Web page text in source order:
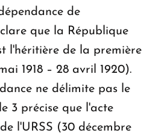
de
que la République
l'héritière de la première
1918 – 28 avril 1920).
ne délimite pas le
3 précise que l'acte
l'URSS (30 décembre